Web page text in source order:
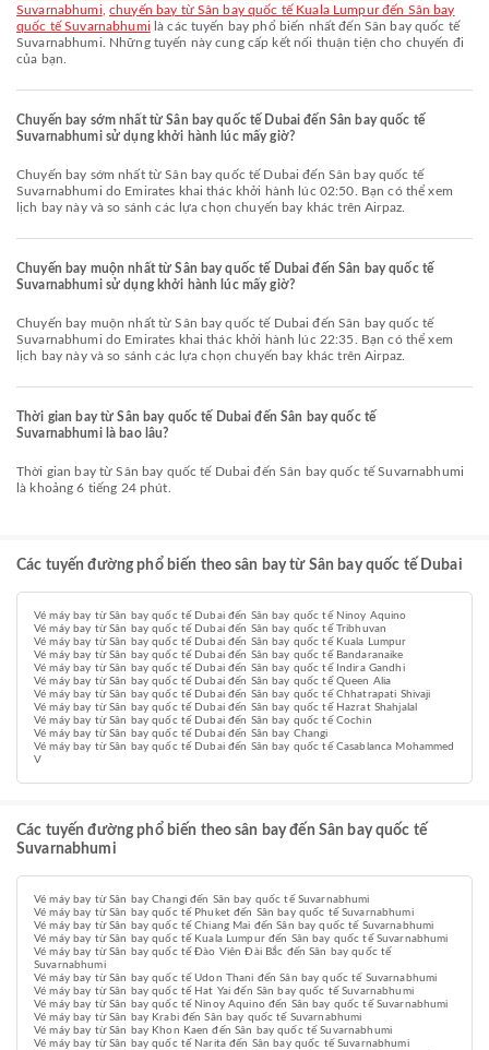
Suvarnabhumi chuyến bay từ Sân bay quốc tế Kuala Lumpur đến Sân bay
quốc tế Suvarnabhumi là các tuyến bay phổ biến nhất đến Sân bay quốc tế
Suvarnabhumi. Những tuyến này cung cấp kết nối thuận tiện cho chuyến đi
của bạn.
Chuyến bay sớm nhất từ Sân bay quốc tế Dubai đến Sân bay quốc tế
Suvarnabhumi sử dụng khởi hành lúc mấy giờ?
Chuyến bay sớm nhất từ Sân bay quốc tế Dubai đến Sân bay quốc tế
Suvarnabhumi do Emirates khai thác khởi hành lúc 02:50. Bạn có thể xem
lịch bay này và so sánh các lựa chọn chuyến bay khác trên Airpaz.
Chuyến bay muộn nhất từ Sân bay quốc tế Dubai đến Sân bay quốc tế
Suvarnabhumi sử dụng khởi hành lúc mấy giờ?
Chuyến bay muộn nhất từ Sân bay quốc tế Dubai đến Sân bay quốc tế
Suvarnabhumi do Emirates khai thác khởi hành lúc 22:35. Bạn có thể xem
lịch bay này và so sánh các lựa chọn chuyến bay khác trên Airpaz.
Thời gian bay từ Sân bay quốc tế Dubai đến Sân bay quốc tế
Suvarnabhumi là bao lâu?
Thời gian bay từ Sân bay quốc tế Dubai đến Sân bay quốc tế Suvarnabhumi
là khoảng 6 tiếng 24 phút.
Các tuyến đường phổ biến theo sân bay từ Sân bay quốc tế Dubai
Vé máy bay từ Sân bay quốc tế Dubai đến Sân bay quốc tế Ninoy Aquino
Vé máy bay từ Sân bay quốc tế Dubai đến Sân bay quốc tế Tribhuvan
Vé máy bay từ Sân bay quốc tế Dubai đến Sân bay quốc tế Kuala Lumpur
Vé máy bay từ Sân bay quốc tế Dubai đến Sân bay quốc tế Bandaranaike
Vé máy bay từ Sân bay quốc tế Dubai đến Sân bay quốc tế Indira Gandhi
Vé máy bay từ Sân bay quốc tế Dubai đến Sân bay quốc tế Queen Alia
Vé máy bay từ Sân bay quốc tế Dubai đến Sân bay quốc tế Chhatrapati Shivaji
Vé máy bay từ Sân bay quốc tế Dubai đến Sân bay quốc tế Hazrat Shahjalal
Vé máy bay từ Sân bay quốc tế Dubai đến Sân bay quốc tế Cochin
Vé máy bay từ Sân bay quốc tế Dubai đến Sân bay Changi
Vé máy bay từ Sân bay quốc tế Dubai đến Sân bay quốc tế Casablanca Mohammed
V
Các tuyến đường phổ biến theo sân bay đến Sân bay quốc tế
Suvarnabhumi
Vé máy bay từ Sân bay Changi đến Sân bay quốc tế Suvarnabhumi
Vé máy bay từ Sân bay quốc tế Phuket đến Sân bay quốc tế Suvarnabhumi
Vé máy bay từ Sân bay quốc tế Chiang Mai đến Sân bay quốc tế Suvarnabhumi
Vé máy bay từ Sân bay quốc tế Kuala Lumpur đến Sân bay quốc tế Suvarnabhumi
Vé máy bay từ Sân bay quốc tế Đào Viên Đài Bắc đến Sân bay quốc tế
Suvarnabhumi
Vé máy bay từ Sân bay quốc tế Udon Thani đến Sân bay quốc tế Suvarnabhumi
Vé máy bay từ Sân bay quốc tế Hat Yai đến Sân bay quốc tế Suvarnabhumi
Vé máy bay từ Sân bay quốc tế Ninoy Aquino đến Sân bay quốc tế Suvarnabhumi
Vé máy bay từ Sân bay Krabi đến Sân bay quốc tế Suvarnabhumi
Vé máy bay từ Sân bay Khon Kaen đến Sân bay quốc tế Suvarnabhumi
Vé máy bay từ Sân bay quốc tế Narita đến Sân bay quốc tế Suvarnabhumi